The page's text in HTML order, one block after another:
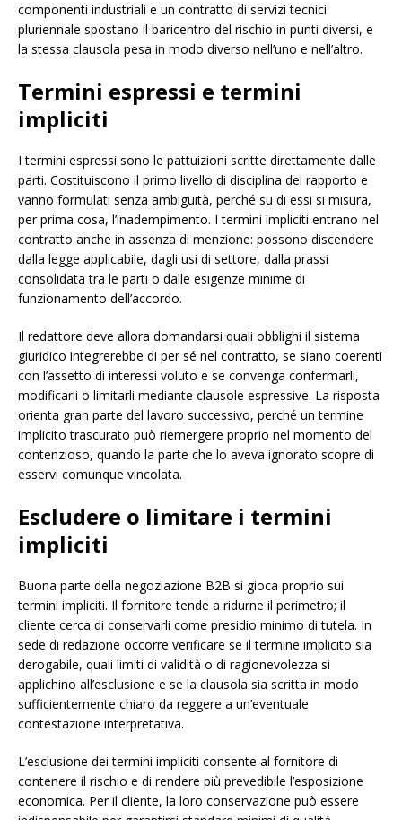
componenti industriali e un contratto di servizi tecnici
pluriennale spostano il baricentro del rischio in punti diversi, e
la stessa clausola pesa in modo diverso nell’uno e nell’altro.
Termini espressi e termini
impliciti
I termini espressi sono le pattuizioni scritte direttamente dalle
parti. Costituiscono il primo livello di disciplina del rapporto e
vanno formulati senza ambiguità, perché su di essi si misura,
per prima cosa, l’inadempimento. I termini impliciti entrano nel
contratto anche in assenza di menzione: possono discendere
dalla legge applicabile, dagli usi di settore, dalla prassi
consolidata tra le parti o dalle esigenze minime di
funzionamento dell’accordo.
Il redattore deve allora domandarsi quali obblighi il sistema
giuridico integrerebbe di per sé nel contratto, se siano coerenti
con l’assetto di interessi voluto e se convenga confermarli,
modificarli o limitarli mediante clausole espressive. La risposta
orienta gran parte del lavoro successivo, perché un termine
implicito trascurato può riemergere proprio nel momento del
contenzioso, quando la parte che lo aveva ignorato scopre di
esservi comunque vincolata.
Escludere o limitare i termini
impliciti
Buona parte della negoziazione B2B si gioca proprio sui
termini impliciti. Il fornitore tende a ridurne il perimetro; il
cliente cerca di conservarli come presidio minimo di tutela. In
sede di redazione occorre verificare se il termine implicito sia
derogabile, quali limiti di validità o di ragionevolezza si
applichino all’esclusione e se la clausola sia scritta in modo
sufficientemente chiaro da reggere a un’eventuale
contestazione interpretativa.
L’esclusione dei termini impliciti consente al fornitore di
contenere il rischio e di rendere più prevedibile l’esposizione
economica. Per il cliente, la loro conservazione può essere